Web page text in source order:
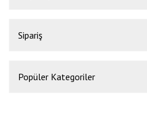
Sipariş
Popüler Kategoriler